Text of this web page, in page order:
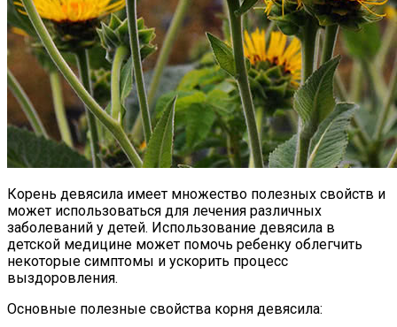
Корень девясила имеет множество полезных свойств и
может использоваться для лечения различных
заболеваний у детей. Использование девясила в
детской медицине может помочь ребенку облегчить
некоторые симптомы и ускорить процесс
выздоровления.
Основные полезные свойства корня девясила: